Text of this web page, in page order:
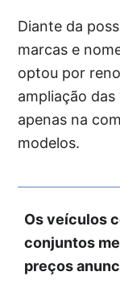
Diante da
marcas e
optou por
ampliação
apenas na
modelos.
Os veículos
conjuntos
preços